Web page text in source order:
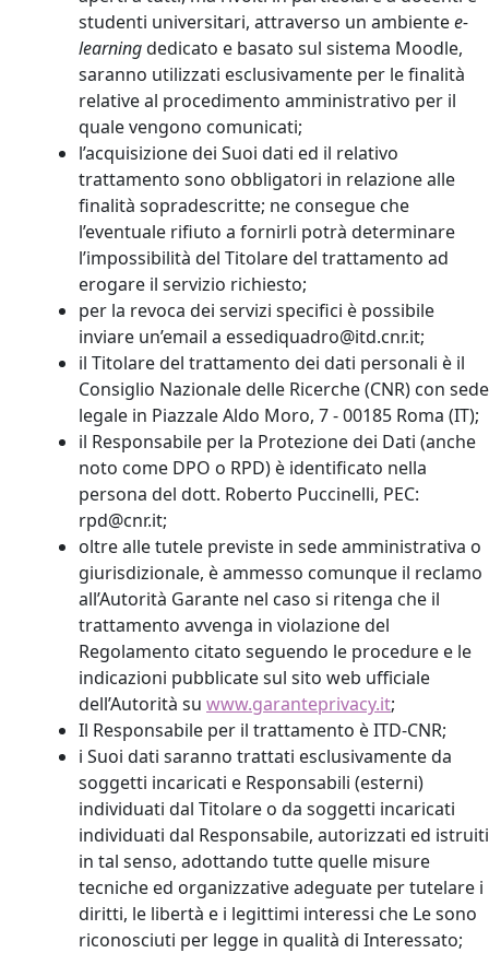
studenti universitari, attraverso un ambientee-
learningdedicato e basato sul sistema Moodle,
saranno utilizzati esclusivamente per le finalità
relative al procedimento amministrativo per il
quale vengono comunicati;
l’acquisizione dei Suoi dati ed il relativo
trattamento sono obbligatori in relazione alle
finalità sopradescritte; ne consegue che
l’eventuale rifiuto a fornirli potrà determinare
l’impossibilità del Titolare del trattamento ad
erogare il servizio richiesto;
per la revoca dei servizi specifici è possibile
inviare un’email a essediquadro@itd.cnr.it;
il Titolare del trattamento dei dati personali è il
Consiglio Nazionale delle Ricerche (CNR) con sede
legale in Piazzale Aldo Moro, 7 - 00185 Roma (IT);
il Responsabile per la Protezione dei Dati (anche
noto come DPO o RPD) è identificato nella
persona del dott. Roberto Puccinelli, PEC:
rpd@cnr.it;
oltre alle tutele previste in sede amministrativa o
giurisdizionale, è ammesso comunque il reclamo
all’Autorità Garante nel caso si ritenga che il
trattamento avvenga in violazione del
Regolamento citato seguendo le procedure e le
indicazioni pubblicate sul sito web ufficiale
dell’Autorità su www.garanteprivacy.it;
Il Responsabile per il trattamento è ITD-CNR;
i Suoi dati saranno trattati esclusivamente da
soggetti incaricati e Responsabili (esterni)
individuati dal Titolare o da soggetti incaricati
individuati dal Responsabile, autorizzati ed istruiti
in tal senso, adottando tutte quelle misure
tecniche ed organizzative adeguate per tutelare i
diritti, le libertà e i legittimi interessi che Le sono
riconosciuti per legge in qualità di Interessato;